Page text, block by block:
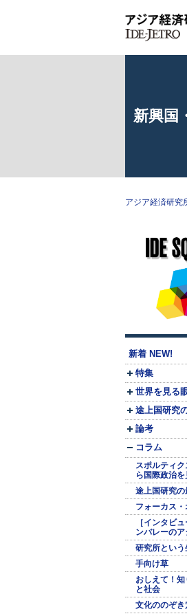
新興国
アジア経済研究
新着 NEW!
特集
世界を見る
途上国研究
論考
コラム
スポルティ
ら国際政治を
途上国研究の
フォーカス
［インタビ
ンバレーの
研究所という
手向け草
おしえて！知
と社会
文化ののぞき